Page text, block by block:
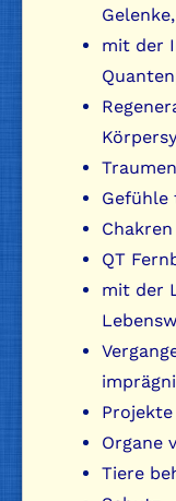
mit der
Gefühle
QT
mit der
Organe
Tiere